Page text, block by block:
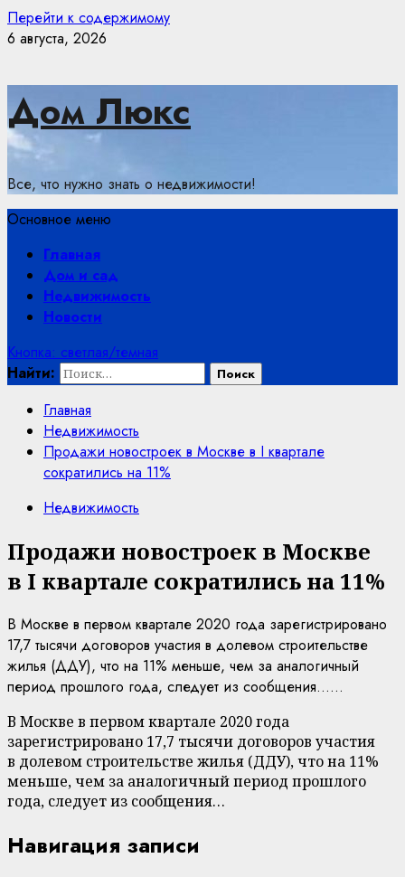
Перейти к содержимому
6 августа, 2026
Дом Люкс
Все, что нужно знать о недвижимости!
Основное меню
Главная
Дом и сад
Недвижимость
Новости
Кнопка: светлая/темная
Найти:
Главная
Недвижимость
Продажи новостроек в Москве в I квартале
сократились на 11%
Недвижимость
Продажи новостроек в Москве
в I квартале сократились на 11%
В Москве в первом квартале 2020 года зарегистрировано
17,7 тысячи договоров участия в долевом строительстве
жилья (ДДУ), что на 11% меньше, чем за аналогичный
период прошлого года, следует из сообщения…...
В Москве в первом квартале 2020 года
зарегистрировано 17,7 тысячи договоров участия
в долевом строительстве жилья (ДДУ), что на 11%
меньше, чем за аналогичный период прошлого
года, следует из сообщения…
Навигация записи